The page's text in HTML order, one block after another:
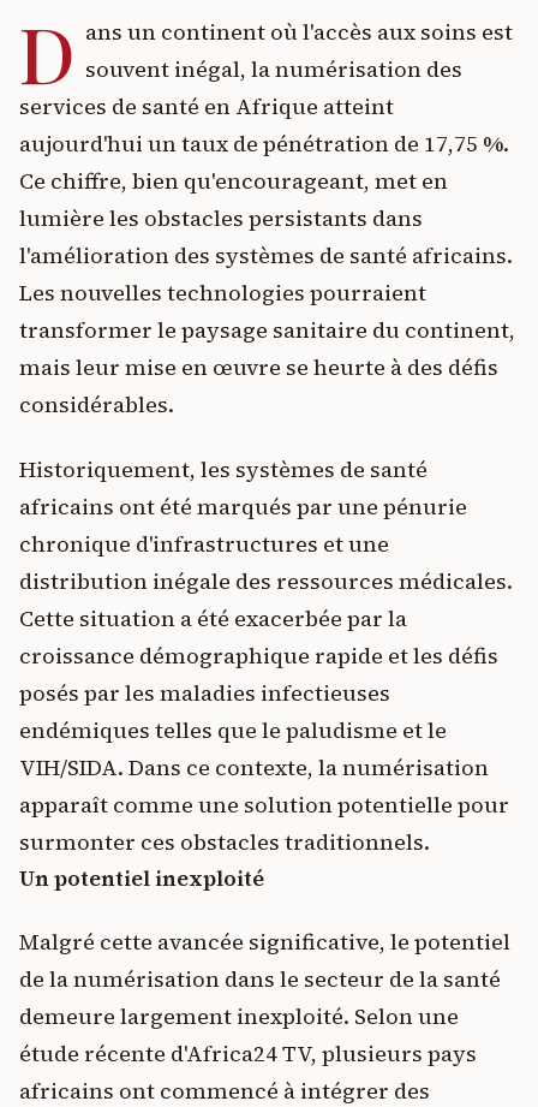
D ans un continent où l'accès aux soins est
souvent inégal, la numérisation des
services de santé en Afrique atteint
aujourd'hui un taux de pénétration de 17,75 %.
Ce chiffre, bien qu'encourageant, met en
lumière les obstacles persistants dans
l'amélioration des systèmes de santé africains.
Les nouvelles technologies pourraient
transformer le paysage sanitaire du continent,
mais leur mise en œuvre se heurte à des défis
considérables.
Historiquement, les systèmes de santé
africains ont été marqués par une pénurie
chronique d'infrastructures et une
distribution inégale des ressources médicales.
Cette situation a été exacerbée par la
croissance démographique rapide et les défis
posés par les maladies infectieuses
endémiques telles que le paludisme et le
VIH/SIDA. Dans ce contexte, la numérisation
apparaît comme une solution potentielle pour
surmonter ces obstacles traditionnels.
Un potentiel inexploité
Malgré cette avancée significative, le potentiel
de la numérisation dans le secteur de la santé
demeure largement inexploité. Selon une
étude récente d'Africa24 TV, plusieurs pays
africains ont commencé à intégrer des